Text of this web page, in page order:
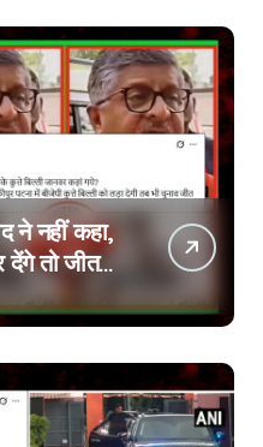
ने नहीं कहा,
देंगे तो जीत